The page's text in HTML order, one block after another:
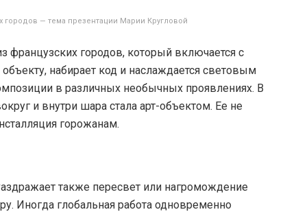
— тема презентации Марии Кругловой
французских городов, который включается с
набирает код и наслаждается световым
в различных необычных проявлениях. В
и внутри шара стала арт-объектом. Ее не
горожанам.
также пересвет или нагромождение
Иногда глобальная работа одновременно